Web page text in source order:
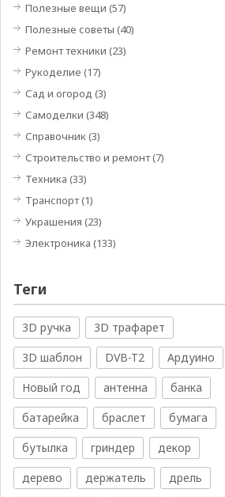
Полезные вещи (57)
Полезные советы (40)
Ремонт техники (23)
Рукоделие (17)
Сад и огород (3)
Самоделки (348)
Справочник(3)
Строительство и ремонт(7)
Техника (33)
Транспорт(1)
Украшения (23)
Электроника (133)
Теги
3D ручка
3D трафарет
3D шаблон
DVB-T2
Ардуино
Новый год
антенна
банка
батарейка
браслет
бумага
бутылка
гриндер
декор
дерево
держатель
дрель